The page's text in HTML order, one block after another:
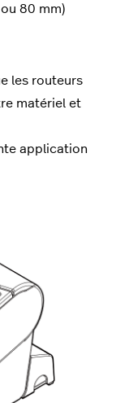
80 mm)
les routeurs
matériel et
application